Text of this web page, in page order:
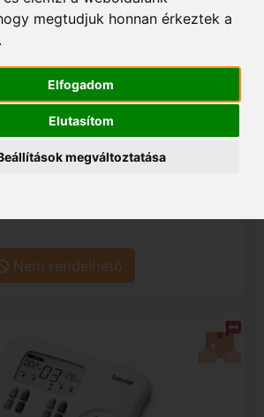
megtudjuk honnan érkeztek a
Elfogadom
Elutasítom
megváltoztatása
Nem rendelhető